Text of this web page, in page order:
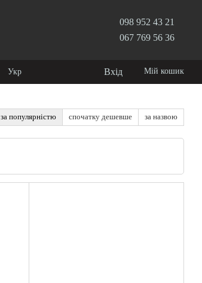
098 952 43 21
067 769 56 36
Укр Вхід Мій кошик
за популярністю спочатку дешевше за назвою